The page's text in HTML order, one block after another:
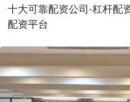
十大可靠配资公司-杠杆配
配资平台